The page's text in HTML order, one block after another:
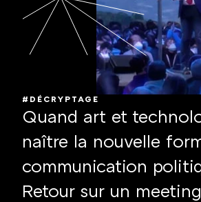
#DÉCRYPTAGE
Quand art et
naître la nouvelle
communication
Retour sur un